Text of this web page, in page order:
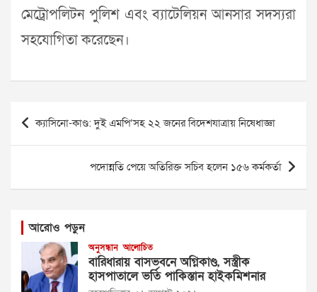
মেট্রোপলিটন পুলিশ এবং ব্যাটেলিয়ন আনসার সদস্যরা
সহযোগিতা করেছেন।
Post
navigation
ক্যাসিনো-কাণ্ড: দুই এমপি’সহ ২২ জনের বিদেশযাত্রায় নিষেধাজ্ঞা
পদোন্নতি পেয়ে অতিরিক্ত সচিব হলেন ১৫৬ কর্মকর্তা
আরোও পড়ুন
অনুসন্ধান আলোচিত
বারিধারায় বাসভবনে অগ্নিকাণ্ড, সস্ত্রীক
হাসপাতালে ভর্তি পাকিস্তান হাইকমিশনার